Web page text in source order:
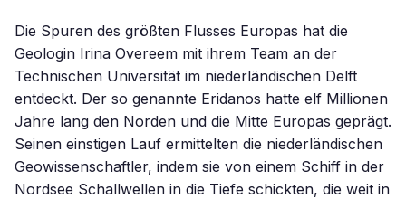
Die Spuren des größten Flusses Europas hat die
Geologin Irina Overeem mit ihrem Team an der
Technischen Universität im niederländischen Delft
entdeckt. Der so genannte Eridanos hatte elf Millionen
Jahre lang den Norden und die Mitte Europas geprägt.
Seinen einstigen Lauf ermittelten die niederländischen
Geowissenschaftler, indem sie von einem Schiff in der
Nordsee Schallwellen in die Tiefe schickten, die weit in